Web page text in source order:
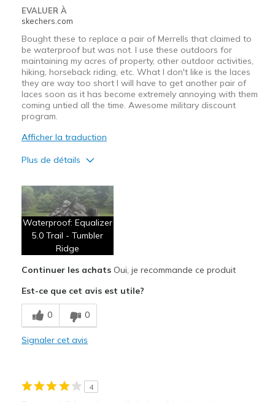
EVALUER À
skechers.com
Bought these to replace a pair of Merrells that claimed to
be waterproof but was not. I use these outdoors for
maintaining my acres of property, other outdoor activities,
hiking, horseback riding, etc. What I don't like is the laces
they are way too short I will have to get another pair of
laces soon as it has become extremely annoying with them
coming untied all the time. Awesome military discount
program.
Afficher la traduction
Plus de détails
Breathe Well
Comfortable
Le contre
Laces too short
Les meilleures utilisations
Casual Wear
Outdoor activity
Sizing
Feels true to size
View On Shoes
Shoes are for Wearing
Waterproof: Equalizer
5.0 Trail - Tumbler
Ridge
Continuer les achatsOui, je recommande ce produit
Est-ce que cet avis est utile?
0 0
Signaler cet avis
4